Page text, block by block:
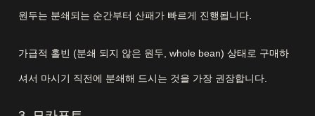
원두는 분쇄되는 순간부터 산패가 빠르게 진행됩니다.
가급적 홀빈 (분쇄 되지 않은 원두, whole bean) 상태로 구매하
셔서 마시기 직전에 분쇄해 드시는 것을 가장 권장합니다.